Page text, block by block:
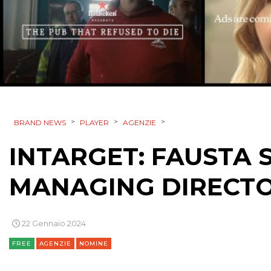
BRAND NEWS > PLAYER > AGENZIE >
INTARGET: FAUSTA
MANAGING
22 Gennaio 2024
FREE AGENZIE NOMINE